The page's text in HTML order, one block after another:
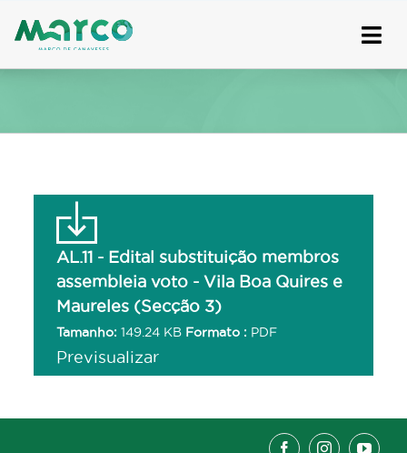
to
AL.11 - Edital substituição membros
assembleia voto - Vila Boa Quires e
Maureles (Secção 3)
Tamanho: 149.24 KB Formato : PDF
Previsualizar